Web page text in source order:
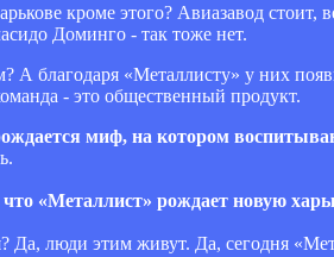
кроме этого? Авиазавод
Доминго - так тоже нет.
А благодаря «Металлисту» у них
- это общественный продукт.
миф, на котором
«Металлист» рождает новую
Да, люди этим живут. Да, сегодня